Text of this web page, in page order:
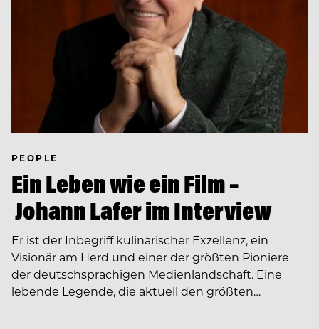
PEOPLE
Ein Leben wie ein Film –
Johann Lafer im Interview
Er ist der Inbegriff kulinarischer Exzellenz, ein
Visionär am Herd und einer der größten Pioniere
der deutschsprachigen Medienlandschaft. Eine
lebende Legende, die aktuell den größten…